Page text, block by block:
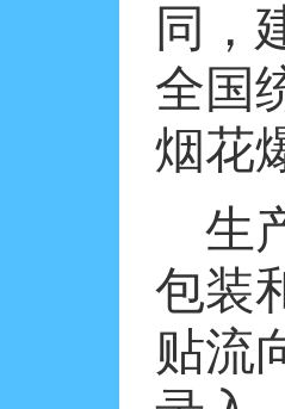
同，
全国
烟花
生
包装
贴流